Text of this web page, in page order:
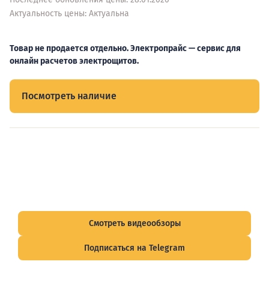
Актуальность цены: Актуальна
Товар не продается отдельно. Электропрайс — сервис для
онлайн расчетов электрощитов.
Посмотреть наличие
Смотреть видеообзоры
Подписаться на Telegram